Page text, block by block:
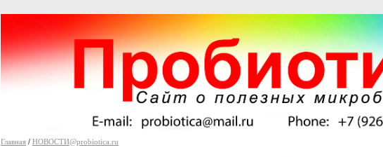
Главная / НОВОСТИ@probiotica.ru